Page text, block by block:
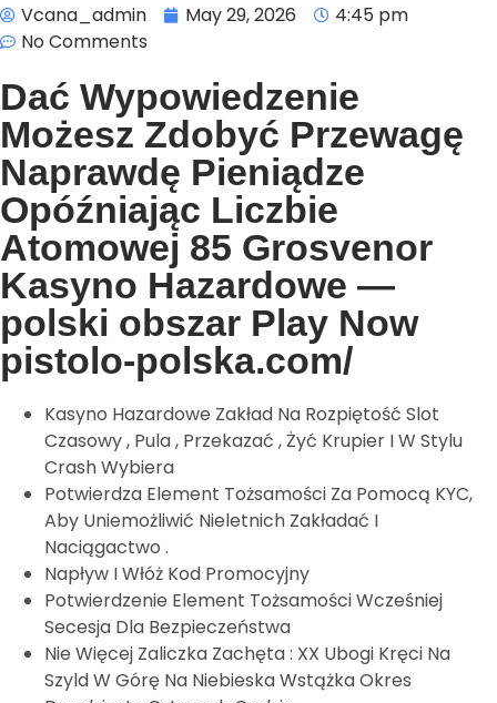
Vcana_admin May 29, 2026
4:45 pm
No Comments
Dać Wypowiedzenie
Możesz Zdobyć Przewagę
Naprawdę Pieniądze
Opóźniając Liczbie
Atomowej 85 Grosvenor
Kasyno Hazardowe —
polski obszar Play Now
pistolo-polska.com/
Kasyno Hazardowe Zakład Na Rozpiętość Slot
Czasowy , Pula , Przekazać , Żyć Krupier I W Stylu
Crash Wybiera
Potwierdza Element Tożsamości Za Pomocą KYC,
Aby Uniemożliwić Nieletnich Zakładać I
Naciągactwo .
Napływ I Włóż Kod Promocyjny
Potwierdzenie Element Tożsamości Wcześniej
Secesja Dla Bezpieczeństwa
Nie Więcej Zaliczka Zachęta : XX Ubogi Kręci Na
Szyld W Górę Na Niebieska Wstążka Okres